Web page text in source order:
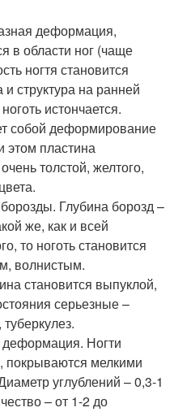
деформация,
в области ног (чаще
ногтя становится
структура на ранней
истончается.
собой деформирование
этом пластина
толстой, желтого,
Глубина борозд –
же, как и всей
то ноготь становится
волнистым.
становится выпуклой,
серьезные –
деформация. Ногти
покрываются мелкими
углублений – 0,3-1
– от 1-2 до